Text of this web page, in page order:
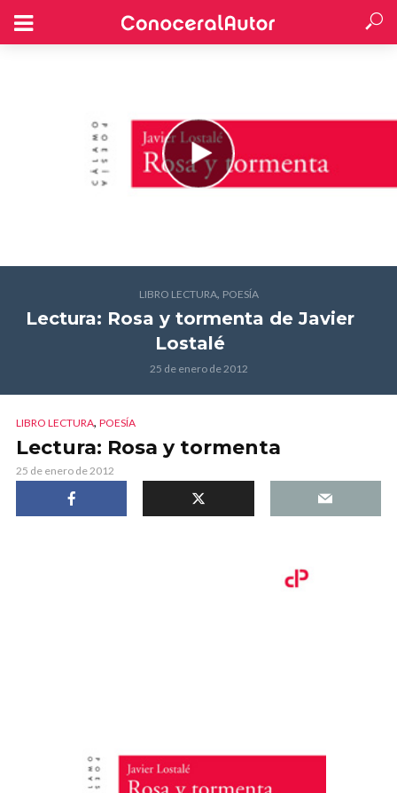
LIBRO LECTURA, POESÍA
Lectura: Rosa y tormenta de Javier
Lostalé
25 de enero de 2012
LIBRO LECTURA, POESÍA
Lectura: Rosa y tormenta
25 de enero de 2012